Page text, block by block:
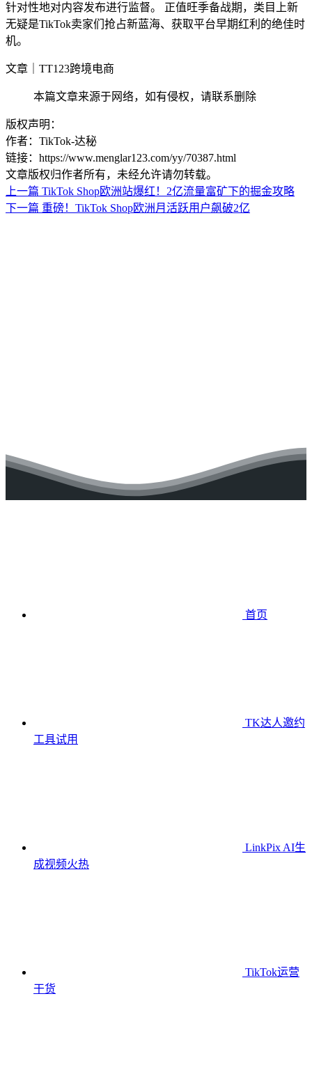
针对性地对内容发布进行监督。 正值旺季备战期，类目上新
无疑是TikTok卖家们抢占新蓝海、获取平台早期红利的绝佳时
机。
文章｜TT123跨境电商
本篇文章来源于网络，如有侵权，请联系删除
版权声明：
作者：TikTok-达秘
链接：https://www.menglar123.com/yy/70387.html
文章版权归作者所有，未经允许请勿转载。
上一篇 TikTok Shop欧洲站爆红！2亿流量富矿下的掘金攻略
下一篇 重磅！TikTok Shop欧洲月活跃用户飙破2亿
首页
TK达人邀约
工具试用
LinkPix AI生
成视频火热
TikTok运营
干货